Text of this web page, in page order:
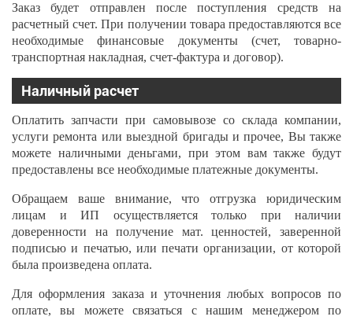
Заказ будет отправлен после поступления средств на
расчетный счет. При получении товара предоставляются все
необходимые финансовые документы (счет, товарно-
транспортная накладная, счет-фактура и договор).
Наличный расчет
Оплатить запчасти при самовывозе со склада компании,
услуги ремонта или выездной бригады и прочее, Вы также
можете наличными деньгами, при этом вам также будут
предоставлены все необходимые платежные документы.
Обращаем ваше внимание, что отгрузка юридическим
лицам и ИП осуществляется только при наличии
доверенности на получение мат. ценностей, заверенной
подписью и печатью, или печати организации, от которой
была произведена оплата.
Для оформления заказа и уточнения любых вопросов по
оплате, вы можете связаться с нашим менеджером по